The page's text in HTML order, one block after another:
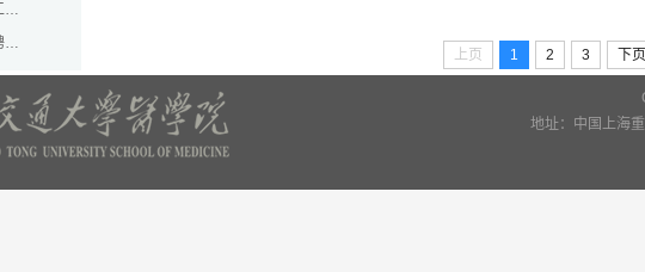
地址：中国上海
上页 1 2 3 下页
…
…